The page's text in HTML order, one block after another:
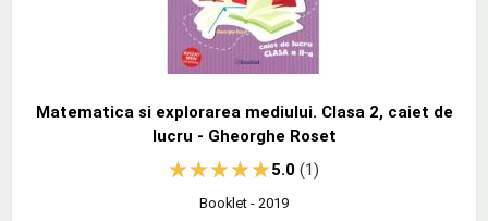
Matematica si explorarea mediului. Clasa 2, caiet de
lucru - Gheorghe Roset
5.0(1)
Booklet - 2019